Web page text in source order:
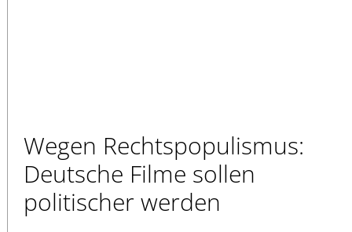
Wegen Rechtspopulismus:
Deutsche Filme sollen
politischer werden